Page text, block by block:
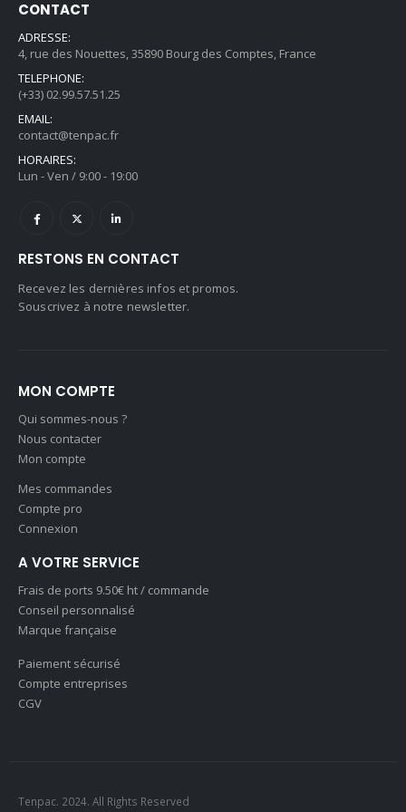
CONTACT
ADRESSE:
4, rue des Nouettes, 35890 Bourg des Comptes, France
TELEPHONE:
(+33) 02.99.57.51.25
EMAIL:
contact@tenpac.fr
HORAIRES:
Lun - Ven / 9:00 - 19:00
RESTONS EN CONTACT
Recevez les dernières infos et promos.
Souscrivez à notre newsletter.
MON COMPTE
Qui sommes-nous ?
Nous contacter
Mon compte
Mes commandes
Compte pro
Connexion
A VOTRE SERVICE
Frais de ports 9.50€ ht / commande
Conseil personnalisé
Marque française
Paiement sécurisé
Compte entreprises
CGV
Tenpac. 2024. All Rights Reserved